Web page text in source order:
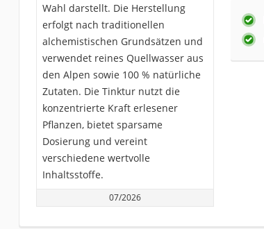
Wahl darstellt. Die Herstellung
erfolgt nach traditionellen
alchemistischen Grundsätzen und
verwendet reines Quellwasser aus
den Alpen sowie 100 % natürliche
Zutaten. Die Tinktur nutzt die
konzentrierte Kraft erlesener
Pflanzen, bietet sparsame
Dosierung und vereint
verschiedene wertvolle
Inhaltsstoffe.
07/2026